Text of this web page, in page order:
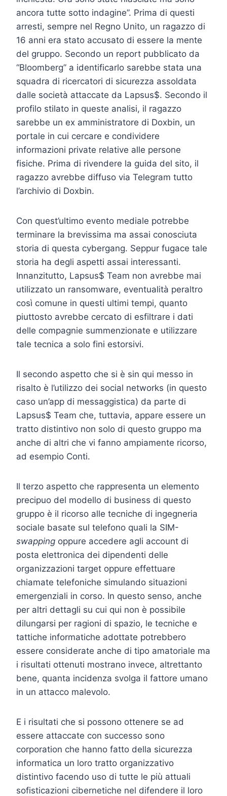
ancora tutte sotto indagine”. Prima di questi
arresti, sempre nel Regno Unito, un ragazzo di
16 anni era stato accusato di essere la mente
del gruppo. Secondo un report pubblicato da
“Bloomberg” a identificarlo sarebbe stata una
squadra di ricercatori di sicurezza assoldata
dalle società attaccate da Lapsus$. Secondo il
profilo stilato in queste analisi, il ragazzo
sarebbe un ex amministratore di Doxbin, un
portale in cui cercare e condividere
informazioni private relative alle persone
fisiche. Prima di rivendere la guida del sito, il
ragazzo avrebbe diffuso via Telegram tutto
l’archivio di Doxbin.
Con quest’ultimo evento mediale potrebbe
terminare la brevissima ma assai conosciuta
storia di questa cybergang. Seppur fugace tale
storia ha degli aspetti assai interessanti.
Innanzitutto, Lapsus$ Team non avrebbe mai
utilizzato un ransomware, eventualità peraltro
così comune in questi ultimi tempi, quanto
piuttosto avrebbe cercato di esfiltrare i dati
delle compagnie summenzionate e utilizzare
tale tecnica a solo fini estorsivi.
Il secondo aspetto che si è sin qui messo in
risalto è l’utilizzo dei social networks (in questo
caso un’app di messaggistica) da parte di
Lapsus$ Team che, tuttavia, appare essere un
tratto distintivo non solo di questo gruppo ma
anche di altri che vi fanno ampiamente ricorso,
ad esempio Conti.
Il terzo aspetto che rappresenta un elemento
precipuo del modello di business di questo
gruppo è il ricorso alle tecniche di ingegneria
sociale basate sul telefono quali la SIM-
swapping oppure accedere agli account di
posta elettronica dei dipendenti delle
organizzazioni target oppure effettuare
chiamate telefoniche simulando situazioni
emergenziali in corso. In questo senso, anche
per altri dettagli su cui qui non è possibile
dilungarsi per ragioni di spazio, le tecniche e
tattiche informatiche adottate potrebbero
essere considerate anche di tipo amatoriale ma
i risultati ottenuti mostrano invece, altrettanto
bene, quanta incidenza svolga il fattore umano
in un attacco malevolo.
E i risultati che si possono ottenere se ad
essere attaccate con successo sono
corporation che hanno fatto della sicurezza
informatica un loro tratto organizzativo
distintivo facendo uso di tutte le più attuali
sofisticazioni cibernetiche nel difendere il loro